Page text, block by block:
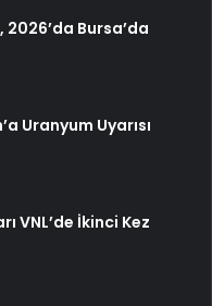
Bursa’da
Uranyum Uyarısı
VNL’de İkinci Kez